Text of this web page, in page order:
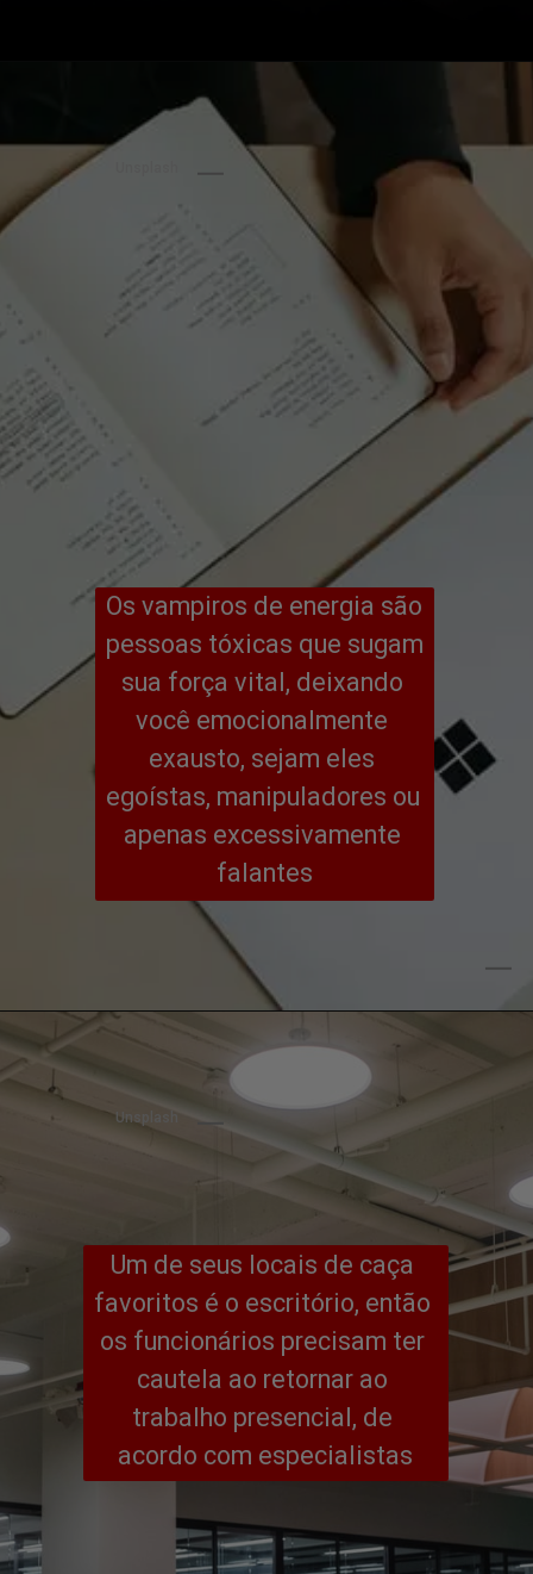
Os vampiros de energia são
pessoas tóxicas que sugam
sua força vital, deixando
você emocionalmente
exausto, sejam eles
egoístas, manipuladores ou
apenas excessivamente
falantes
Um de seus locais de caça
favoritos é o escritório, então
os funcionários precisam ter
cautela ao retornar ao
trabalho presencial, de
acordo com especialistas
Unsplash